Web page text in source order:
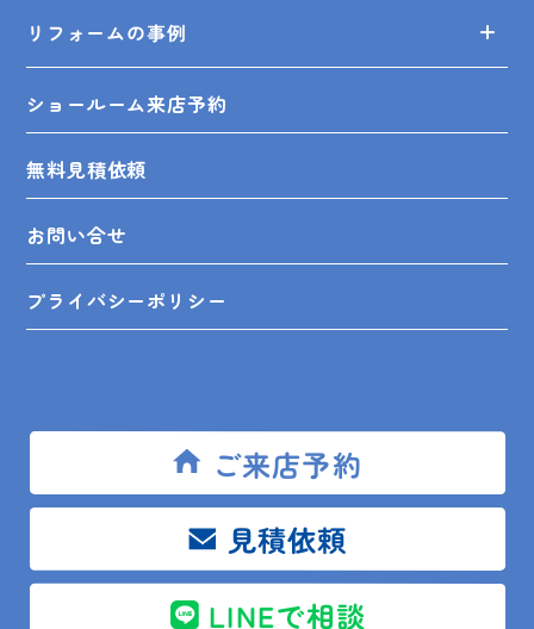
ご来店予約
見積依頼
LINEで相談
リフォームの事例
ショールーム来店予約
無料見積依頼
お問い合せ
プライバシーポリシー
〒292-0055 木更津市朝日3-10-9
館山店 〒294-0054 館山市湊510-1